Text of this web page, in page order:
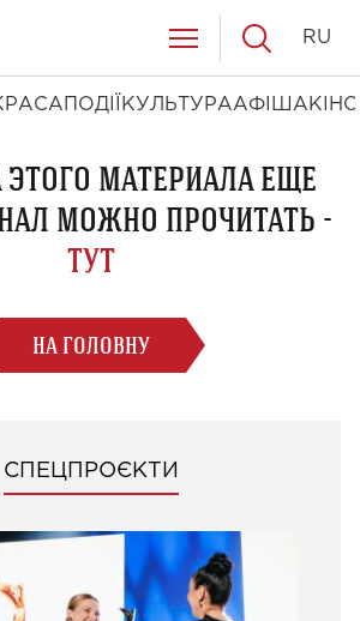
ПОДІЇ КУЛЬТУРААФІША КІНО
RU
ЭТОГО МАТЕРИАЛА ЕЩЕ
МОЖНО ПРОЧИТАТЬ -
ТУТ
НА ГОЛОВНУ
СПЕЦПРОЄКТИ